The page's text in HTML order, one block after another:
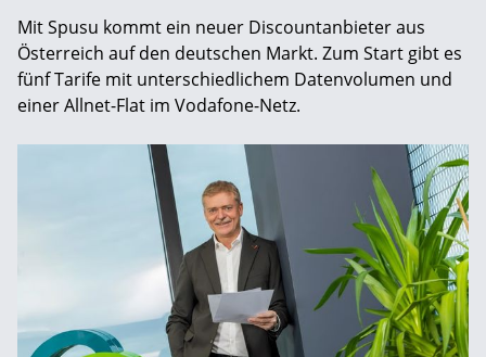
Mit Spusu kommt ein neuer Discountanbieter aus
Österreich auf den deutschen Markt. Zum Start gibt es
fünf Tarife mit unterschiedlichem Datenvolumen und
einer Allnet-Flat im Vodafone-Netz.